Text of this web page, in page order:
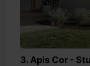
3. Apis Cor -